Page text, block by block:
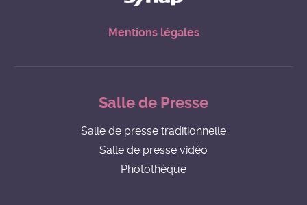
Mentions légales
Salle de Presse
Salle de presse traditionnelle
Salle de presse vidéo
Photothèque